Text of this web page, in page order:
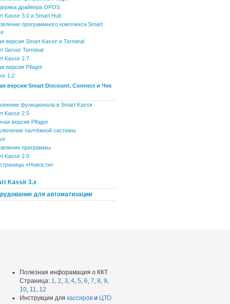
драйвера OPOS
Kassir 3.0 и Smart Hub
программного комплекса Smart
версия Smart Kassir и Terminal
Server Terminal
Kassir 2.7
версия Pifagor
1.2
версия Smart Discount, Connect и Чек
функционала в Smart Kassir
Kassir 2.5
версия Pifagor
палтёжной системы
программы
Kassir 2.0
«Новости»
Kassir 3.x
для автоматизации
Полезная инфорамация о ККТ
Страница: 1, 2, 3, 4, 5, 6, 7, 8, 9,
10, 11, 12
Инструкции для кассиров и ЦТО